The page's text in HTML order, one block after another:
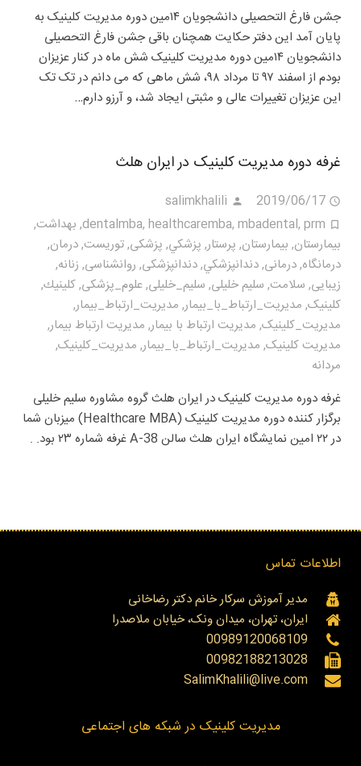
جشن فارغ التحصیلی دانشجویان ۱۴مین دوره مدیریت کلینیک به
پایان آمد این دفتر حکایت همچنان باقی جشن فارغ التحصیلی
دانشجویان ۱۴مین دوره مدیریت کلینیک شش ماه در کنار عزیزان
بودم از اسفند ۹۷ تا مرداد ۹۸، شش ماهی که می دانم در تک تک
این عزیزان تغییرات عالی و مثبتی ایجاد شد، و آرزو دارم…
غرفه دوره مدیریت کلینیک در ایران هلث
2019/06/17
salimkhalili
dentalmba, healthcaremba, mbadental, prm
, بهداشت,
بيمارستان, بیمارستان, پرستار, پزشكي, پزشکی,توریست,درمان,
درمانگاه,درمانی,دندانپزشكي,دندانپزشکی, روانشناسی, زنانه,
زیبایی, سلامت, سلیم خلیلی, سلیم_خلیلی, علوم_پزشکی,كلينيك,
کلینیک, مديريت_ارتباط_با_بيمار, مديريت_ارتباط_بیمار,
مديريت_كلينيک, مدیریت ارتباط با بیمار, مدیریت ارتباط بیمار,
مدیریت کلینیک, مدیریت_ارتباط_با_بیمار, مدیریت_کلینیک,
مردانه
غرفه دوره مدیریت کلینیک در ایران هلث گروه مشاوره سلیم خلیلی
برگزار کننده دوره مدیریت کلینیک (Healthcare MBA) میزبان شما
در ۲۲ امین نمایشگاه ایران هلث سالن A-38 غرفه شماره ۲۳ بود. .
اطلاعات تماس
مدیر آموزش سرکار خانم دکتر رضاخانی
ایران، تهران، میدان ونک، خیابان ملاصدرا
00989120068109
00982188213028
SalimKhalili@live.com
مدیریت کلینیک در شبکه های اجتماعی